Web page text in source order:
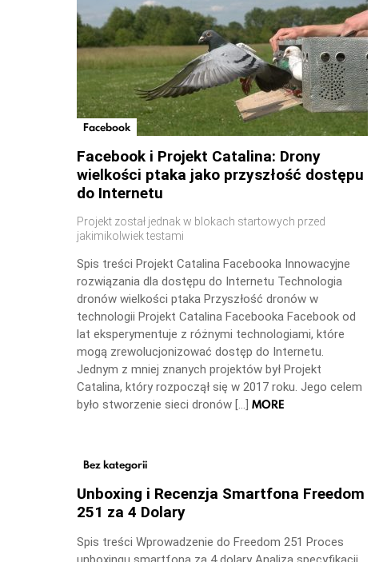
Facebook
Facebook i Projekt Catalina: Drony
wielkości ptaka jako przyszłość dostępu
do Internetu
Projekt został jednak w blokach startowych przed
jakimikolwiek testami
Spis treści Projekt Catalina Facebooka Innowacyjne
rozwiązania dla dostępu do Internetu Technologia
dronów wielkości ptaka Przyszłość dronów w
technologii Projekt Catalina Facebooka Facebook od
lat eksperymentuje z różnymi technologiami, które
mogą zrewolucjonizować dostęp do Internetu.
Jednym z mniej znanych projektów był Projekt
Catalina, który rozpoczął się w 2017 roku. Jego celem
było stworzenie sieci dronów […] MORE
Bez kategorii
Unboxing i Recenzja Smartfona Freedom
251 za 4 Dolary
Spis treści Wprowadzenie do Freedom 251 Proces